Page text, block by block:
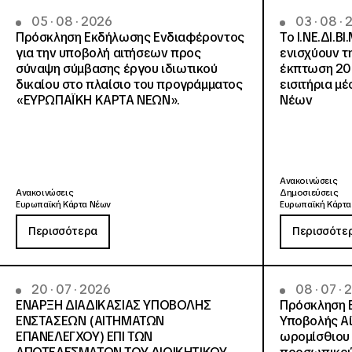
05 · 08 · 2026
Πρόσκληση Εκδήλωσης Ενδιαφέροντος
για την υποβολή αιτήσεων προς
σύναψη σύμβασης έργου ιδιωτικού
δικαίου στο πλαίσιο του προγράμματος
«ΕΥΡΩΠΑΪΚΗ ΚΑΡΤΑ ΝΕΩΝ».
Ανακοινώσεις
Ευρωπαϊκή Κάρτα Νέων
Περισσότερα
03 · 08 ·
Το
ενισχύουν
έκπτωση
εισιτήρια
Νέων
Ανακοινώσεις
Δημοσιεύσεις
Ευρωπαϊκή
20 · 07 · 2026
ΕΝΑΡΞΗ ΔΙΑΔΙΚΑΣΙΑΣ ΥΠΟΒΟΛΗΣ
ΕΝΣΤΑΣΕΩΝ (ΑΙΤΗΜΑΤΩΝ
ΕΠΑΝΕΛΕΓΧΟΥ) ΕΠΙ ΤΩΝ
08 · 07 ·
Πρόσκληση
Υποβολής
ωρομίσθιου